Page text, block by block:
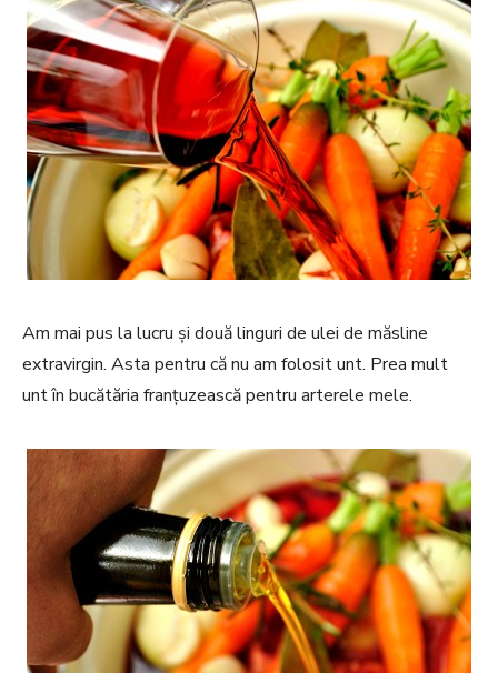
Am mai pus la lucru și două linguri de ulei de măsline
extravirgin. Asta pentru că nu am folosit unt. Prea mult
unt în bucătăria franțuzească pentru arterele mele.